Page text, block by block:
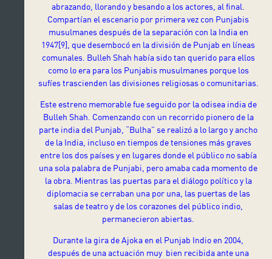
abrazando, llorando y besando a los actores, al final.
Compartían el escenario por primera vez con Punjabis
musulmanes después de la separación con la India en
1947[9] , que desembocó en la división de Punjab en líneas
comunales. Bulleh Shah había sido tan querido para ellos
como lo era para los Punjabis musulmanes porque los
sufíes trascienden las divisiones religiosas o comunitarias.
Este estreno memorable fue seguido por la odisea india de
Bulleh Shah. Comenzando con un recorrido pionero de la
parte india del Punjab, “Bulha” se realizó a lo largo y ancho
de la India, incluso en tiempos de tensiones más graves
entre los dos países y en lugares donde el público no sabía
una sola palabra de Punjabi, pero amaba cada momento de
la obra. Mientras las puertas para el diálogo político y la
diplomacia se cerraban una por una, las puertas de las
salas de teatro y de los corazones del público indio,
permanecieron abiertas.
Durante la gira de Ajoka en el Punjab Indio en 2004,
después de una actuación muy bien recibida ante una